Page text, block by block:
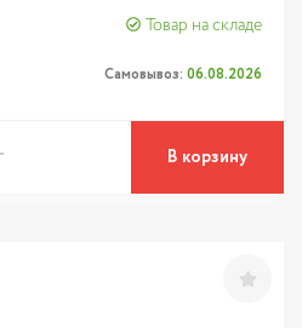
Товар на складе
Самовывоз: 06.08.2026
В корзину